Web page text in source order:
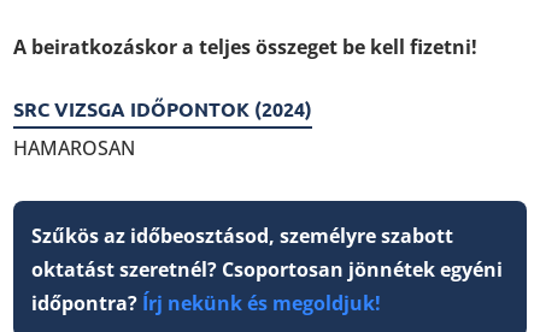
A beiratkozáskor a teljes összeget be kell fizetni!
SRC VIZSGA IDŐPONTOK (2024)
HAMAROSAN
Szűkös az időbeosztásod, személyre szabott
oktatást szeretnél? Csoportosan jönnétek egyéni
időpontra? Írj nekünk és megoldjuk!